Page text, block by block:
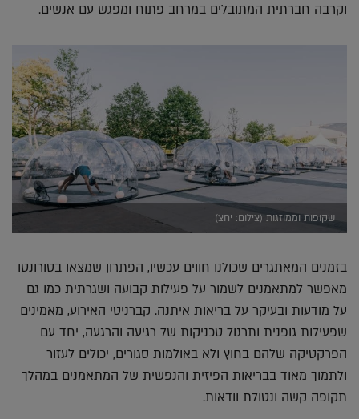
וקרבה חברתית המתובלים במרחב פתוח ומפגש עם אנשים.
שקופות וממוזגות (צילום: יחצ)
בזמנים המאתגרים שכולנו חווים עכשיו, הפתרון שמצאו בטורונטו
מאפשר למתאמנים לשמור על פעילות קבועה ושגרתית כמו גם
על מודעות ובעיקר על בריאות איתנה. קברניטי האירוע, מאמינים
שפעילות גופנית ותרגול טכניקות של רגיעה והרגעה, יחד עם
הפרקטיקה שלהם בחוץ ולא באולמות סגורים, יכולים לעזור
ולתמוך מאוד בבריאות הפיזית והנפשית של המתאמנים במהלך
תקופה קשה ונטולת וודאות.